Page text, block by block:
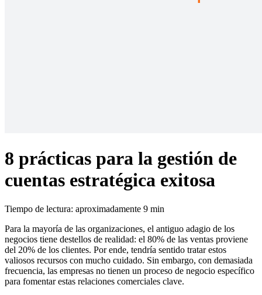
8 prácticas para la gestión de
cuentas estratégica exitosa
Tiempo de lectura: aproximadamente 9 min
Para la mayoría de las organizaciones, el antiguo adagio de los
negocios tiene destellos de realidad: el 80% de las ventas proviene
del 20% de los clientes. Por ende, tendría sentido tratar estos
valiosos recursos con mucho cuidado. Sin embargo, con demasiada
frecuencia, las empresas no tienen un proceso de negocio específico
para fomentar estas relaciones comerciales clave.